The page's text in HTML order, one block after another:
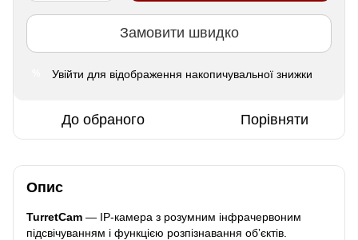
Замовити швидко
Увійти для відображення накопичувальної знижки
До обраного Порівняти
Опис
TurretCam — IP-камера з розумним інфрачервоним
підсвічуванням і функцією розпізнавання обʼєктів.